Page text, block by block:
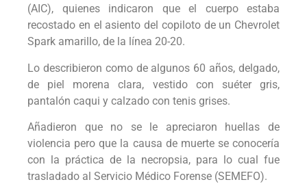
(AIC), quienes indicaron que el cuerpo estaba
recostado en el asiento del copiloto de un Chevrolet
Spark amarillo, de la línea 20-20.
Lo describieron como de algunos 60 años, delgado,
de piel morena clara, vestido con suéter gris,
pantalón caqui y calzado con tenis grises.
Añadieron que no se le apreciaron huellas de
violencia pero que la causa de muerte se conocería
con la práctica de la necropsia, para lo cual fue
trasladado al Servicio Médico Forense (SEMEFO).